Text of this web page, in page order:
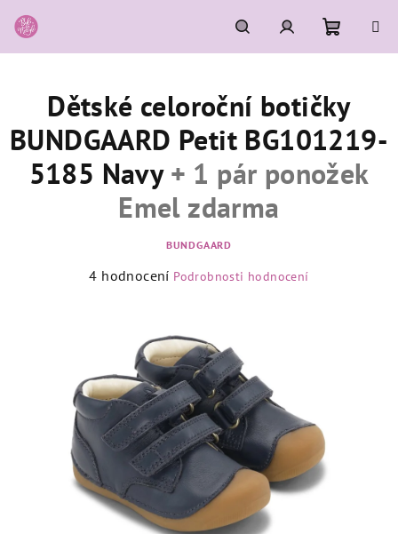
na
obsah
HledatPřihlášeníNákupní
košík
Dětské celoroční botičky
BUNDGAARD Petit BG101219-
5185 Navy+ 1 pár ponožek
Emel zdarma
BUNDGAARD
Průměrné
5
hvězdiček.
4 hodnocení Podrobnosti hodnocení